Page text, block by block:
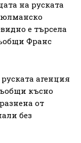
на руската
е търсела
Франс
агенция
късно
от
без